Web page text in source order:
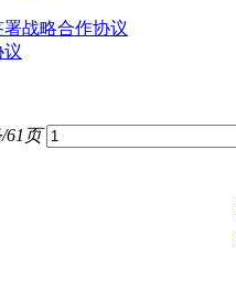
战略合作协议
议
61页